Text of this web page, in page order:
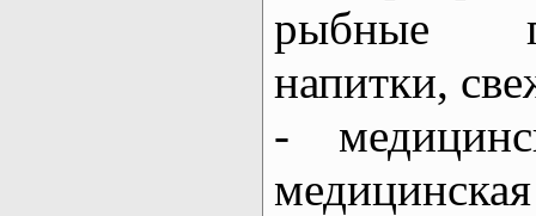
рыбные
напитки,
-